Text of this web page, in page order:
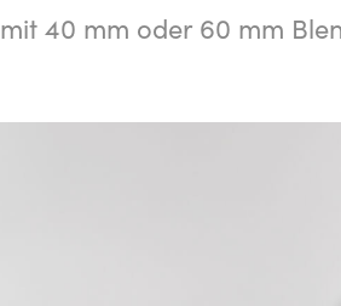
40 mm oder 60 mm